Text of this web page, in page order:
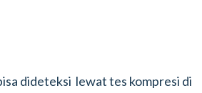
dideteksi lewat tes kompresi di